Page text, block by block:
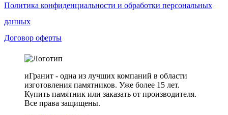
Политика конфиденциальности и обработки персональных
данных
Договор оферты
иГранит - одна из лучших компаний в области
изготовления памятников. Уже более 15 лет.
Купить памятник или заказать от производителя.
Все права защищены.